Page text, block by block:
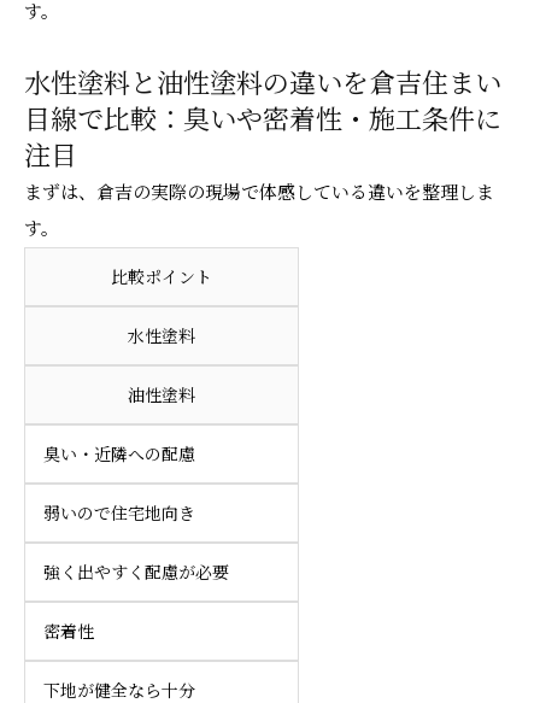
す。
水性塗料と油性塗料の違いを倉吉住まい
目線で比較：臭いや密着性・施工条件に
注目
まずは、倉吉の実際の現場で体感している違いを整理しま
す。
比較ポイント
水性塗料
油性塗料
臭い・近隣への配慮
弱いので住宅地向き
強く出やすく配慮が必要
密着性
下地が健全なら十分